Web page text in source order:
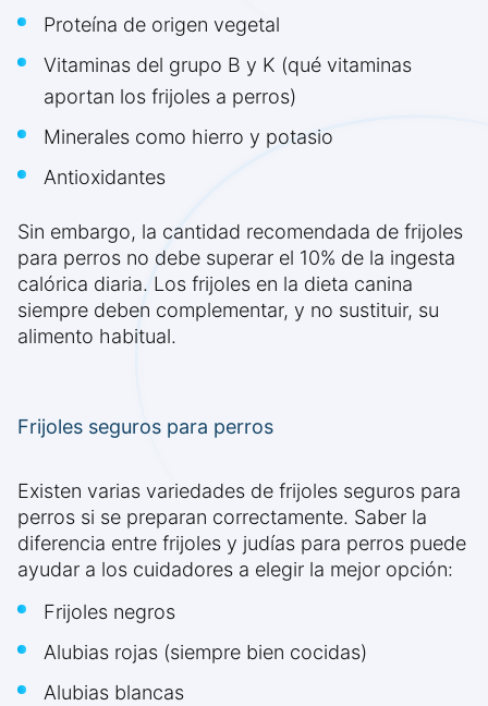
Proteína de origen vegetal
Vitaminas del grupo B y K (qué vitaminas
aportan los frijoles a perros)
Minerales como hierro y potasio
Antioxidantes
Sin embargo, la cantidad recomendada de frijoles
para perros no debe superar el 10% de la ingesta
calórica diaria. Los frijoles en la dieta canina
siempre deben complementar, y no sustituir, su
alimento habitual.
Frijoles seguros para perros
Existen varias variedades de frijoles seguros para
perros si se preparan correctamente. Saber la
diferencia entre frijoles y judías para perros puede
ayudar a los cuidadores a elegir la mejor opción:
Frijoles negros
Alubias rojas (siempre bien cocidas)
Alubias blancas